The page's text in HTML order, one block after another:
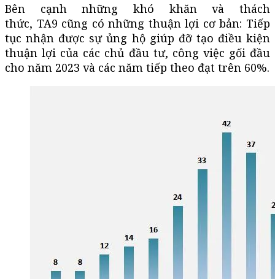
Bên cạnh những khó khăn và thách
thức, TA9 cũng có những thuận lợi cơ bản: Tiếp
tục nhận được sự ủng hộ giúp đỡ tạo điều kiện
thuận lợi của các chủ đầu tư, công việc gối đầu
cho năm 2023 và các năm tiếp theo đạt trên 60%.